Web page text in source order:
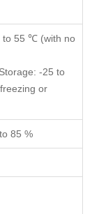
to 55 ℃ (with no
-25 to
or
85 %